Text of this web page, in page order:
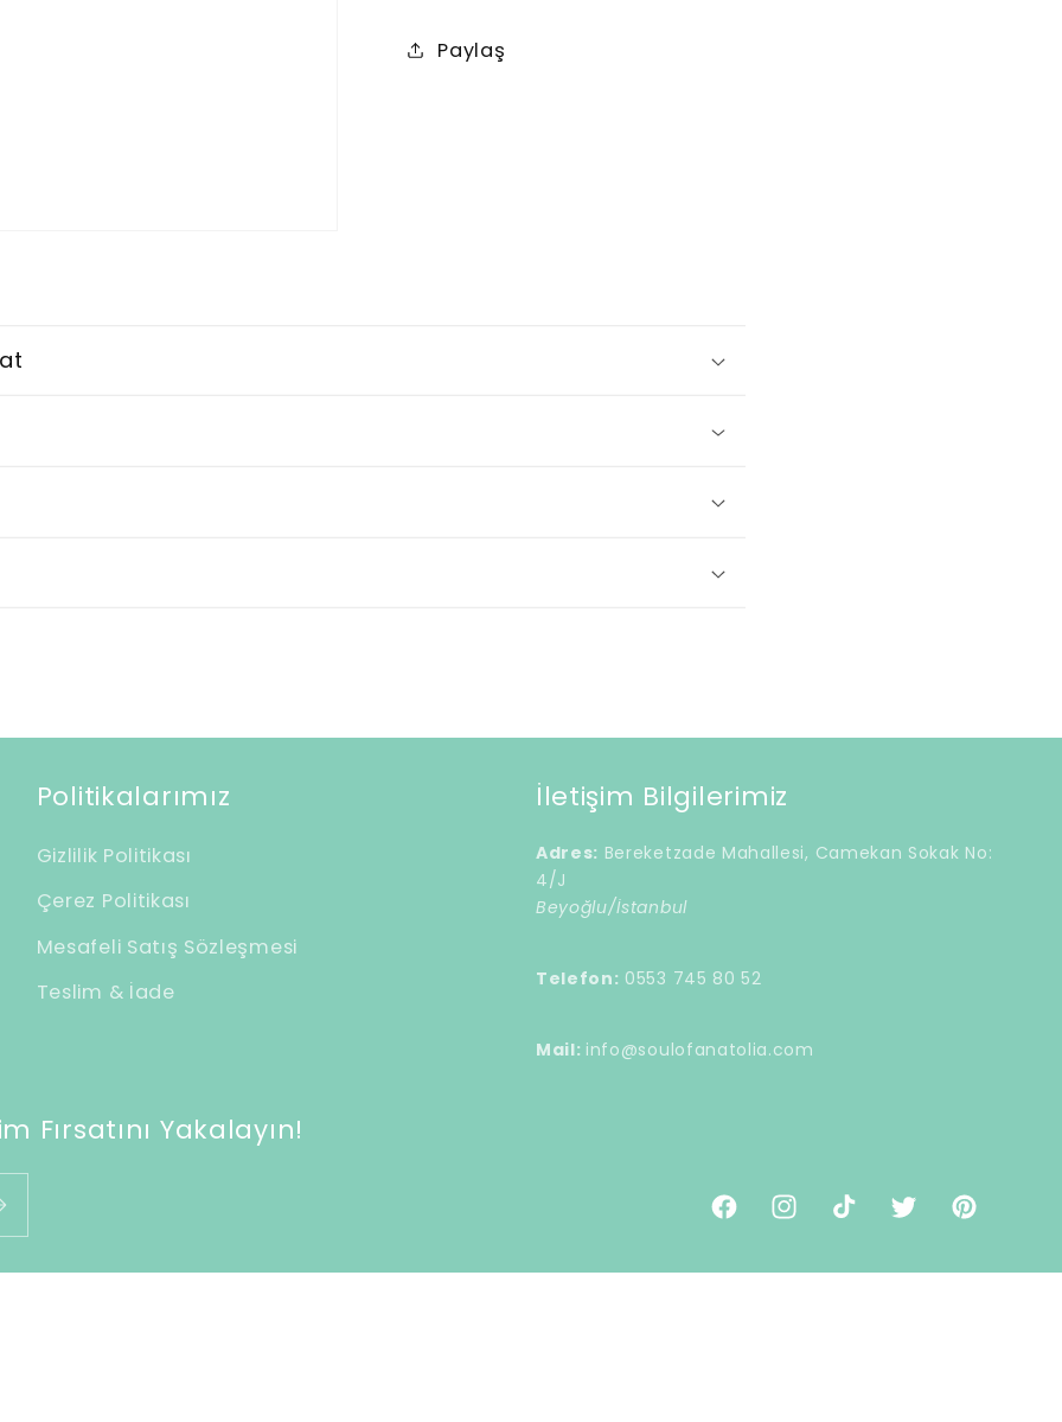
Paylaş
Politikalarımız
Gizlilik Politikası
Çerez Politikası
Mesafeli Satış Sözleşmesi
Teslim & İade
İletişim Bilgilerimiz
Adres: Bereketzade Mahallesi, Camekan Sokak No:
4/J
Beyoğlu/İstanbul
Telefon: 0553 745 80 52
Mail: info@soulofanatolia.com
Fırsatını Yakalayın!
FacebookInstagram
TikTok TwitterPinterest